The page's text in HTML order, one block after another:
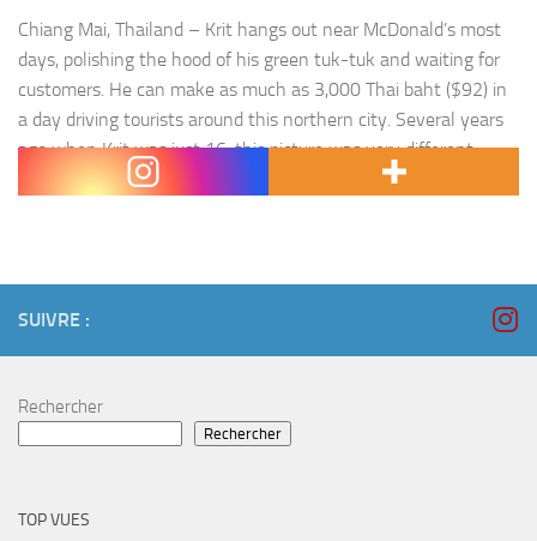
Chiang Mai, Thailand – Krit hangs out near McDonald’s most
days, polishing the hood of his green tuk-tuk and waiting for
customers. He can make as much as 3,000 Thai baht ($92) in
a day driving tourists around this northern city. Several years
ago when Krit was just 16, this picture was very different.
SUIVRE :
Rechercher
Rechercher
TOP VUES